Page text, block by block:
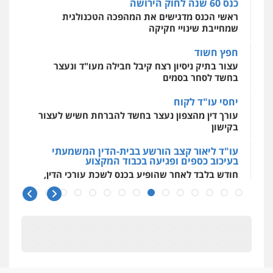
כנס 60 שנה לחוק הירושה
ראשי הכנס מדגישים את המהפכה הטכנולגית
שמחייבת שינויי חקיקה
חפץ חשוד
עצור בתיק ניסיון רצח קיבל חבילה מעו"ד ונעצר
בחשד לסחר בסמים
יחסי עו"ד לקוח
עורך דין מהצפון נעצר בחשד להברחת חשיש לעצור
בקישון
עו"ד ליאור קצב הורשע בבית-הדין המשמעתי
בעיכוב כספים ופגיעה בכבוד המקצוע
חודש בלבד לאחר שהופיע בכנס לשכת עורכי הדין,
קצב הורשע